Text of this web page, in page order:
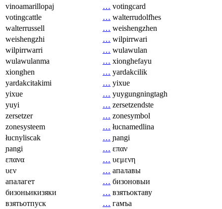
vinoamarillopaj
… votingcard
votingcattle
… walterrudolfhes
walterrussell
… weishengzhen
weishengzhi
… wilpirrwari
wilpirrwarri
… wulawulan
wulawulanma
… xionghefayu
xionghen
… yardakcilik
yardakcitakimi
… yixue
yixue
… yuygungningtagh
yuyi
… zersetzendste
zersetzer
… zonesymbol
zonesysteem
… łucnamedlina
łucnyliscak
… ɲangi
ɲangi
… επαν
επανα
… υεμενη
υεν
… апалавы
апалагет
… бизоновыи
бизоньикизяки
… взятьоктаву
взятьотпуск
… гамъа